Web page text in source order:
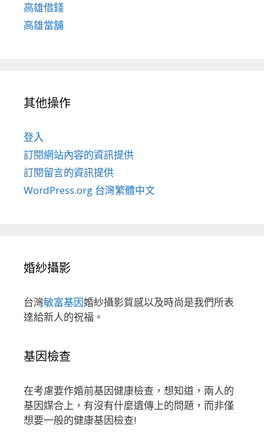
高雄借錢
高雄當舖
其他操作
登入
訂閱網站內容的資訊提供
訂閱留言的資訊提供
WordPress.org 台灣繁體中文
婚紗攝影
台灣敏富基因婚紗攝影質感以及時尚是我們所表
達給新人的祝福。
基因檢查
在考慮要作婚前基因健康檢查，想知道，兩人的
基因媒合上，有沒有什麼遺傳上的問題，而非僅
想要一般的健康基因檢查!